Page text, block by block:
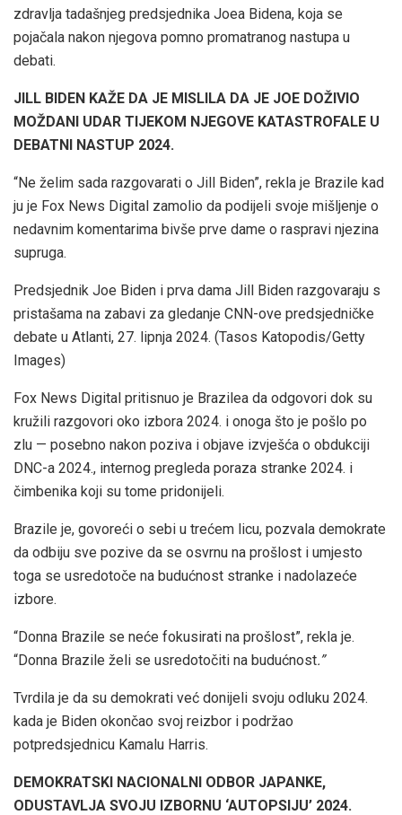
zdravlja tadašnjeg predsjednika Joea Bidena, koja se
pojačala nakon njegova pomno promatranog nastupa u
debati.
JILL BIDEN KAŽE DA JE MISLILA DA JE JOE DOŽIVIO
MOŽDANI UDAR TIJEKOM NJEGOVE KATASTROFALE U
DEBATNI NASTUP 2024.
“Ne želim sada razgovarati o Jill Biden”, rekla je Brazile kad
ju je Fox News Digital zamolio da podijeli svoje mišljenje o
nedavnim komentarima bivše prve dame o raspravi njezina
supruga.
Predsjednik Joe Biden i prva dama Jill Biden razgovaraju s
pristašama na zabavi za gledanje CNN-ove predsjedničke
debate u Atlanti, 27. lipnja 2024. (Tasos Katopodis/Getty
Images)
Fox News Digital pritisnuo je Brazilea da odgovori dok su
kružili razgovori oko izbora 2024. i onoga što je pošlo po
zlu — posebno nakon poziva i objave izvješća o obdukciji
DNC-a 2024., internog pregleda poraza stranke 2024. i
čimbenika koji su tome pridonijeli.
Brazile je, govoreći o sebi u trećem licu, pozvala demokrate
da odbiju sve pozive da se osvrnu na prošlost i umjesto
toga se usredotoče na budućnost stranke i nadolazeće
izbore.
“Donna Brazile se neće fokusirati na prošlost”, rekla je.
“Donna Brazile želi se usredotočiti na budućnost.”
Tvrdila je da su demokrati već donijeli svoju odluku 2024.
kada je Biden okončao svoj reizbor i podržao
potpredsjednicu Kamalu Harris.
DEMOKRATSKI NACIONALNI ODBOR JAPANKE,
ODUSTAVLJA SVOJU IZBORNU ‘AUTOPSIJU’ 2024.